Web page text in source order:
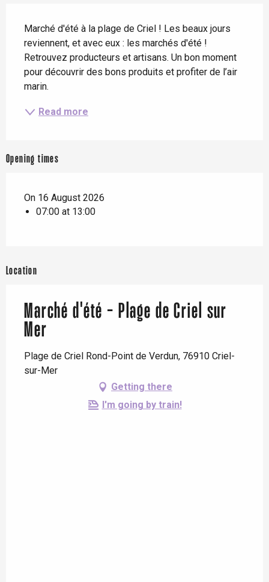
Marché d'été à la plage de Criel ! Les beaux jours
reviennent, et avec eux : les marchés d'été !
Retrouvez producteurs et artisans. Un bon moment
pour découvrir des bons produits et profiter de l’air
marin.
Read more
Opening times
On 16 August 2026
07:00 at 13:00
Location
Marché d'été - Plage de Criel sur
Mer
Plage de Criel Rond-Point de Verdun, 76910 Criel-
sur-Mer
Getting there
I'm going by train!